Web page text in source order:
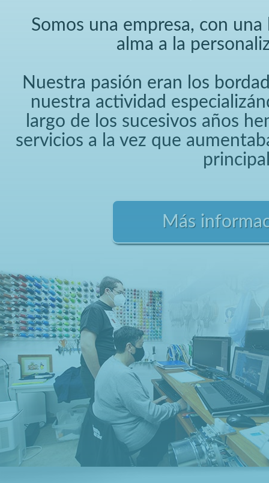
Somos una empresa, con
alma a la
Nuestra pasión eran los
nuestra actividad
largo de los sucesivos años
servicios a la vez que